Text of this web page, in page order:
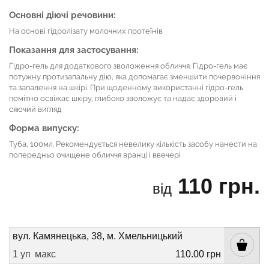
Основні діючі речовини:
На основі гідролізату молочних протеїнів
Показання для застосування:
Гідро-гель для додаткового зволоження обличчя. Гідро-гель має
потужну протизапальну дію, яка допомагає зменшити почервоніння
та запалення на шкірі. При щоденному використанні гідро-гель
помітно освіжає шкіру, глибоко зволожує та надає здоровий і
сяючий вигляд
Форма випуску:
Туба, 100мл. Рекомендується невелику кількість засобу нанести на
попередньо очищене обличчя вранці і ввечері
від 110 грн.
вул. Камянецька, 38, м. Хмельницький
1 уп макс 110.00 грн